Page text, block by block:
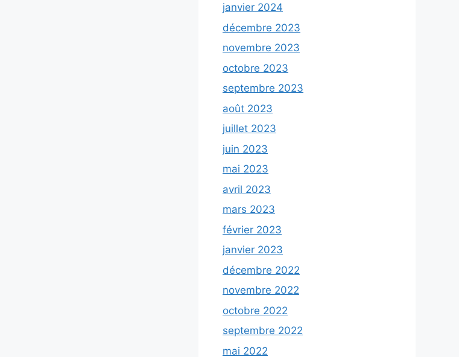
janvier 2024
décembre 2023
novembre 2023
octobre 2023
septembre 2023
août 2023
juillet 2023
juin 2023
mai 2023
avril 2023
mars 2023
février 2023
janvier 2023
décembre 2022
novembre 2022
octobre 2022
septembre 2022
mai 2022